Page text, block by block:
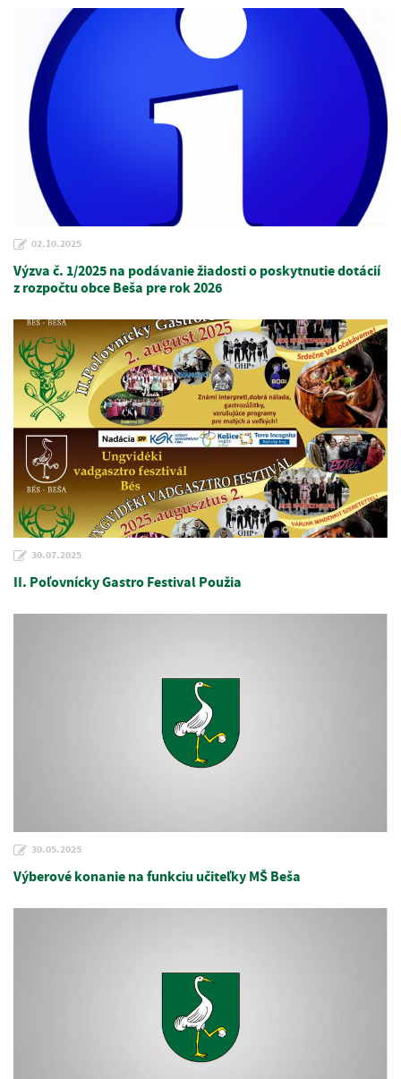
02.10.2025
Výzva č. 1/2025 na podávanie žiadosti o poskytnutie dotácií
z rozpočtu obce Beša pre rok 2026
30.07.2025
II. Poľovnícky Gastro Festival Použia
30.05.2025
Výberové konanie na funkciu učiteľky MŠ Beša